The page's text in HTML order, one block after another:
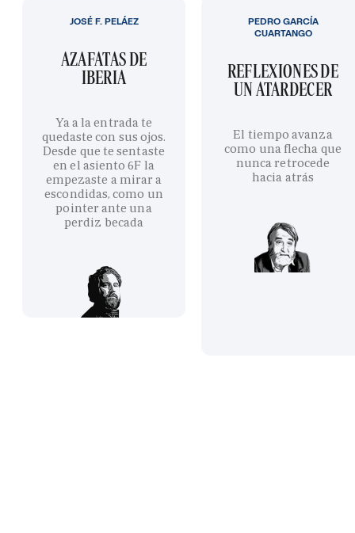
AZAFATAS DE
IBERIA
Ya a la entrada te
quedaste con sus ojos.
Desde que te sentaste
en el asiento 6F la
empezaste a mirar a
escondidas, como un
pointer ante una
perdiz becada
JOSÉ F. PELÁEZ
REFLEXIONES DE
UN ATARDECER
El tiempo avanza
como una flecha que
nunca retrocede
hacia atrás
PEDRO GARCÍA
CUARTANGO